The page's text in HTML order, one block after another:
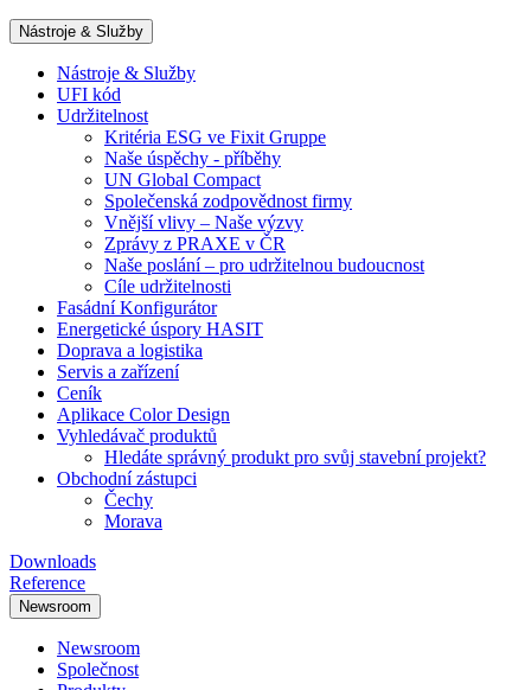
Nástroje & Služby
Nástroje & Služby
UFI kód
Udržitelnost
Kritéria ESG ve Fixit Gruppe
Naše úspěchy - příběhy
UN Global Compact
Společenská zodpovědnost firmy
Vnější vlivy – Naše výzvy
Zprávy z PRAXE v ČR
Naše poslání – pro udržitelnou budoucnost
Cíle udržitelnosti
Fasádní Konfigurátor
Energetické úspory HASIT
Doprava a logistika
Servis a zařízení
Ceník
Aplikace Color Design
Vyhledávač produktů
Hledáte správný produkt pro svůj stavební projekt?
Obchodní zástupci
Čechy
Morava
Downloads
Reference
Newsroom
Newsroom
Společnost